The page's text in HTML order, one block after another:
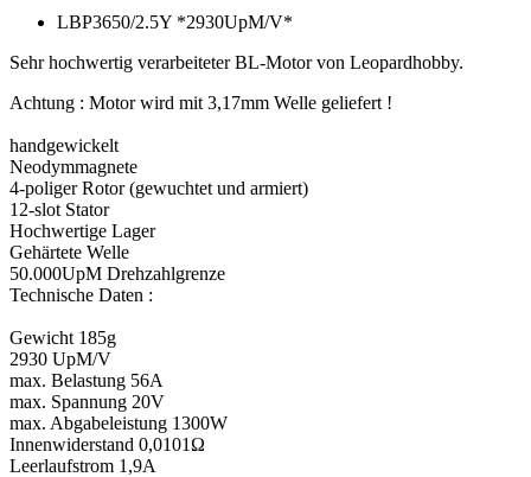
LBP3650/2.5Y *2930UpM/V*
Sehr hochwertig verarbeiteter BL-Motor von Leopardhobby.
Achtung : Motor wird mit 3,17mm Welle geliefert !
handgewickelt
Neodymmagnete
4-poliger Rotor (gewuchtet und armiert)
12-slot Stator
Hochwertige Lager
Gehärtete Welle
50.000UpM Drehzahlgrenze
Technische Daten :
Gewicht 185g
2930 UpM/V
max. Belastung 56A
max. Spannung 20V
max. Abgabeleistung 1300W
Innenwiderstand 0,0101Ω
Leerlaufstrom 1,9A